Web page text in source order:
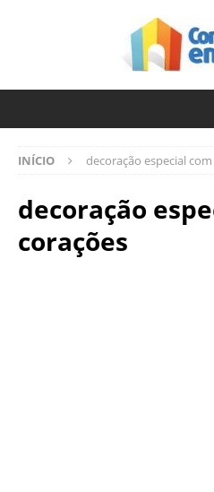
INÍCIO decoração especial
decoração
corações